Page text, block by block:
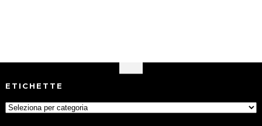
ETICHETTE